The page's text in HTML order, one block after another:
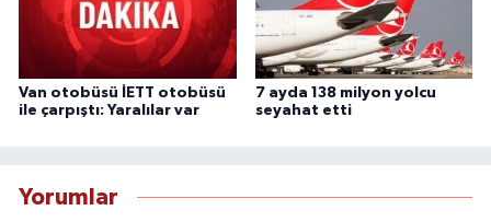
Van otobüsü İETT otobüsü
ile çarpıştı: Yaralılar var
7 ayda 138 milyon yolcu
seyahat etti
Yorumlar